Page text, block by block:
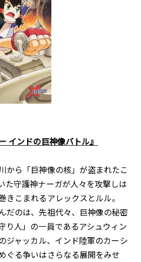
インドの巨神像バトル』
から「巨神像の核」が盗まれたこ
た守護神ナーガが人々を攻撃しは
きこまれるアレックスとルル。
だのは、先祖代々、巨神像の秘密
り人」の一員であるアシュウィン
のジャッカル、インド陸軍のカーシ
ぐる争いはさらなる展開をみせ